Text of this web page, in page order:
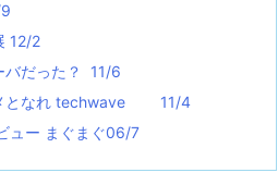
12/2
バだった？ 11/6
となれ techwave
11/4
ュー まぐまぐ06/7